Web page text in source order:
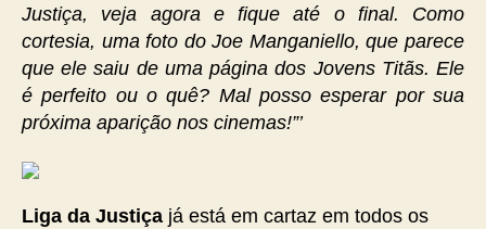
Justiça, veja agora e fique até o final. Como
cortesia, uma foto do Joe Manganiello, que parece
que ele saiu de uma página dos Jovens Titãs. Ele
é perfeito ou o quê? Mal posso esperar por sua
próxima aparição nos cinemas!”’
Liga da Justiça já está em cartaz em todos os